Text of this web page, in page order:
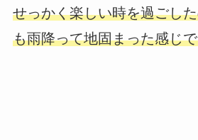
せっかく楽しい時を過ごし
も雨降って地固まった感じ